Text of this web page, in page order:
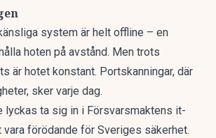
system är helt offline – en
hoten på avstånd. Men trots
är hotet konstant. Portskanningar, där
sker varje dag.
lyckas ta sig in i Försvarsmaktens it-
förödande för Sveriges säkerhet.